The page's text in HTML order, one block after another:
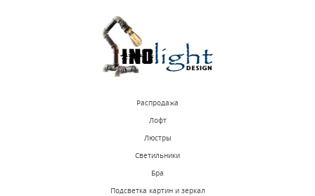
Распродажа
Лофт
Люстры
Светильники
Бра
Подсветка картин и зеркал